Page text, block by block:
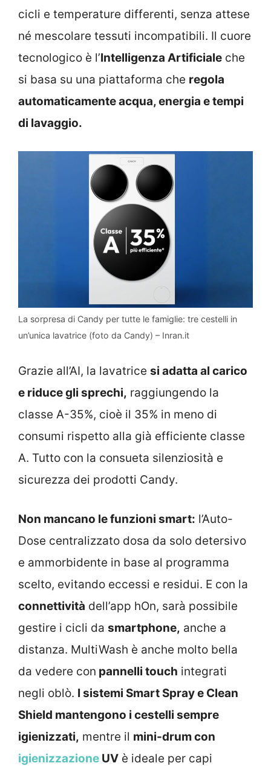
cicli e temperature differenti, senza attese
né mescolare tessuti incompatibili. Il cuore
tecnologico è l’Intelligenza Artificiale che
si basa su una piattaforma che regola
automaticamente acqua, energia e tempi
di lavaggio.
La sorpresa di Candy per tutte le famiglie: tre cestelli in
un’unica lavatrice (foto da Candy) – Inran.it
Grazie all’AI, la lavatrice si adatta al carico
e riduce gli sprechi, raggiungendo la
classe A-35%, cioè il 35% in meno di
consumi rispetto alla già efficiente classe
A. Tutto con la consueta silenziosità e
sicurezza dei prodotti Candy.
Non mancano le funzioni smart: l’Auto-
Dose centralizzato dosa da solo detersivo
e ammorbidente in base al programma
scelto, evitando eccessi e residui. E con la
connettività dell’app hOn, sarà possibile
gestire i cicli da smartphone, anche a
distanza. MultiWash è anche molto bella
da vedere con pannelli touch integrati
negli oblò. I sistemi Smart Spray e Clean
Shield mantengono i cestelli sempre
igienizzati, mentre il mini-drum con
igienizzazione UV è ideale per capi